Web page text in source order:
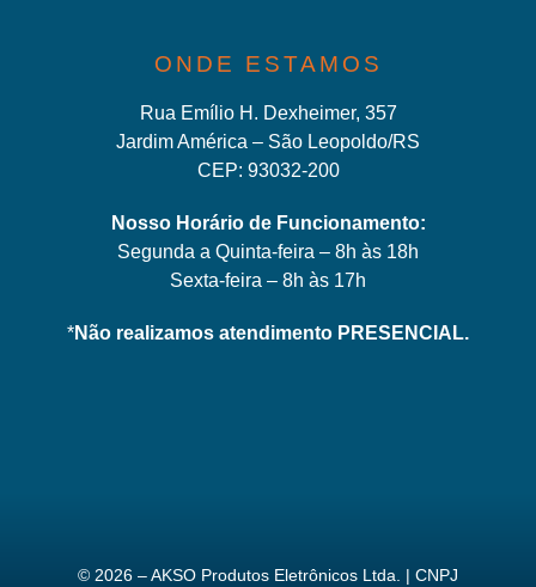
ONDE ESTAMOS
Rua Emílio H. Dexheimer, 357
Jardim América – São Leopoldo/RS
CEP: 93032-200
Nosso Horário de Funcionamento:
Segunda a Quinta-feira – 8h às 18h
Sexta-feira – 8h às 17h
*Não realizamos atendimento PRESENCIAL.
© 2026 – AKSO Produtos Eletrônicos Ltda. | CNPJ